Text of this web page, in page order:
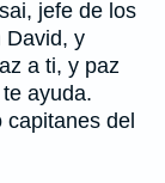
jefe de los
David, y
a ti, y paz
ayuda.
capitanes del